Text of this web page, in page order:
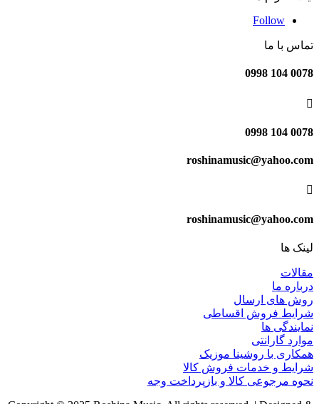
Follow
تماس با ما
0078 104 0998

0078 104 0998
roshinamusic@yahoo.com

roshinamusic@yahoo.com
لینک ها
مقالات
درباره ما
روش های ارسال
شرایط فروش اقساطی
نمایندگی ها
موارد گارانتی
همکاری با روشینا موزیک
شرایط و خدمات فروش کالا
نحوه مرجوعی کالا و بازپرداخت وجه